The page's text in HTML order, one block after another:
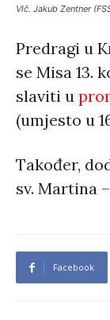
Vlč. Jakub Zentner
Predragi u
se Misa 13.
slaviti u
(umjesto u
Također,
sv. Martina –
Facebook